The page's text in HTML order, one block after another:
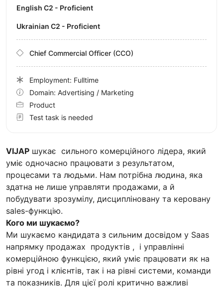
VIJAP шукає сильного комерційного лідера, який
уміє одночасно працювати з результатом,
процесами та людьми. Нам потрібна людина, яка
здатна не лише управляти продажами, а й
побудувати зрозумілу, дисципліновану та керовану
sales-функцію.
Кого ми шукаємо?
Ми шукаємо кандидата з сильним досвідом у Saas
напрямку продажах продуктів , і управлінні
комерційною функцією, який уміє працювати як на
рівні угод і клієнтів, так і на рівні системи, команди
та показників. Для цієї ролі критично важливі
English C2 - Proficient
Ukrainian C2 - Proficient
Chief Commercial Officer (CCO)
Employment: Fulltime
Domain: Advertising / Marketing
Product
Test task is needed